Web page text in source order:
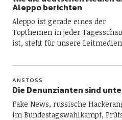
Aleppo berichten
Aleppo ist gerade eines der
Topthemen in jeder
ist, steht für unsere
ANSTOSS
Die Denunzianten sind
Fake News, russische
im Bundestagswahlkampf,